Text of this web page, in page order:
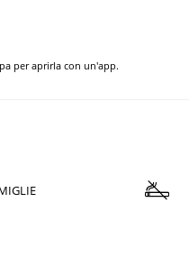
per aprirla con un'app.